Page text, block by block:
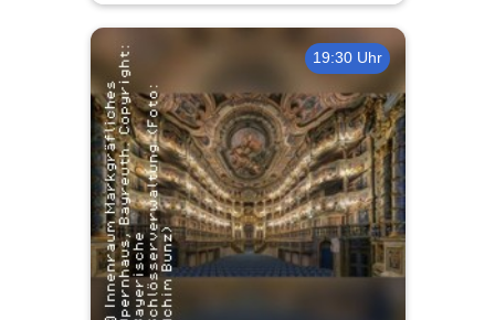
19:30 Uhr